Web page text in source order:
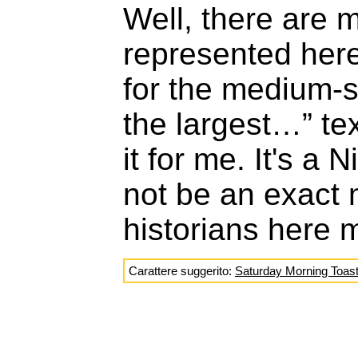
Well, there are
represented
for the medium-
the largest…”
it for me. It's a
not be an exact
historians here
Carattere suggerito: Saturday Morning Toast